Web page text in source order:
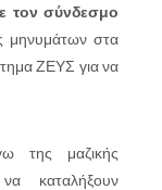
τον σύνδεσμο
μηνυμάτων στα
ΖΕΥΣ για να
της μαζικής
καταλήξουν